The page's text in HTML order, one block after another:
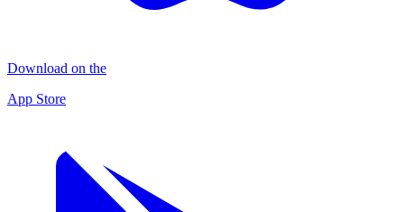
Download on the
App Store